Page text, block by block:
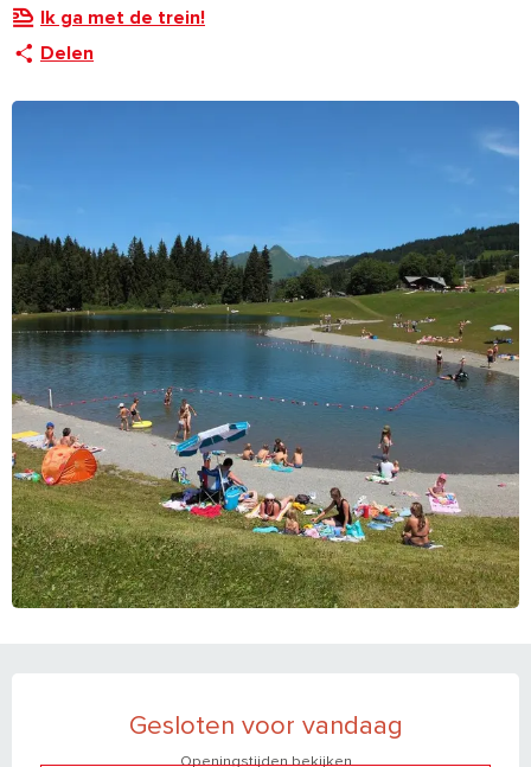
Ik ga met de trein!
Delen
Gesloten voor vandaag
Openingstijden bekijken